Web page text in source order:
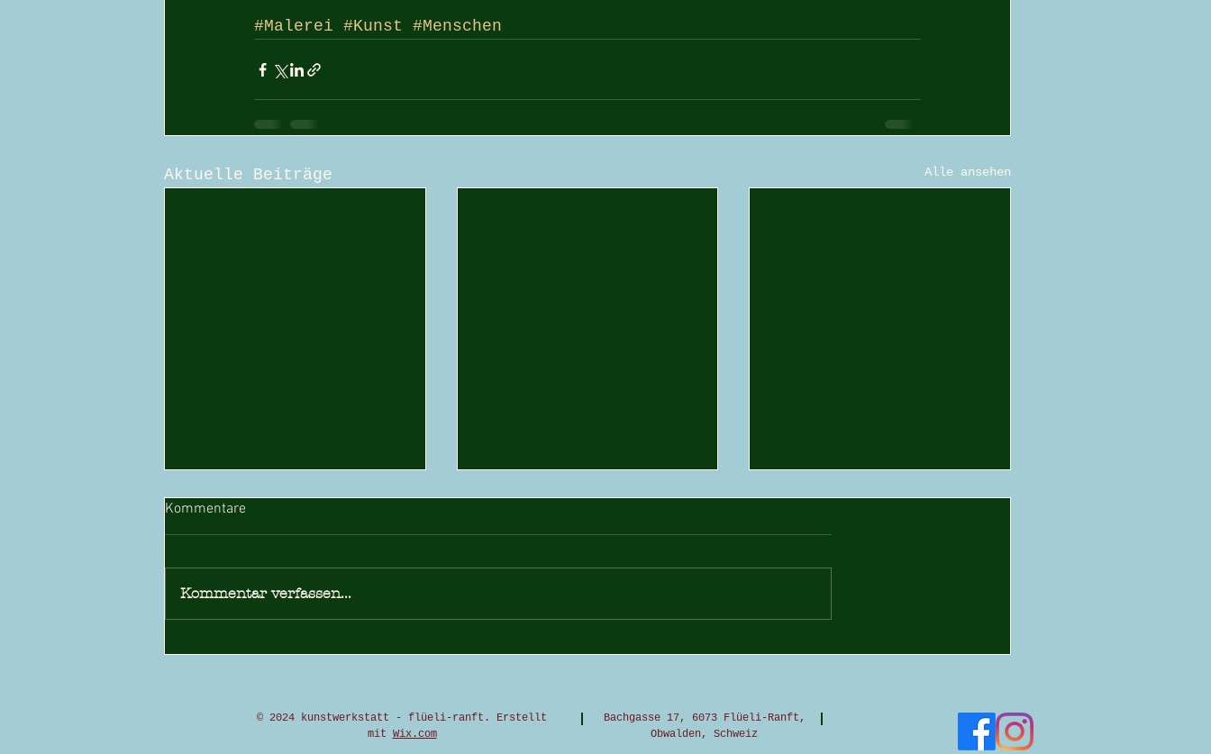
#Malerei #Kunst #Menschen
Aktuelle Beiträge Alle ansehen
Kurzgeschichte: Verlegen
Kommentare
Kommentar verfassen...
© 2024 kunstwerkstatt - flüeli-ranft. Erstellt
mit Wix.com
Bachgasse 17, 6073 Flüeli-Ranft,
Obwalden, Schweiz